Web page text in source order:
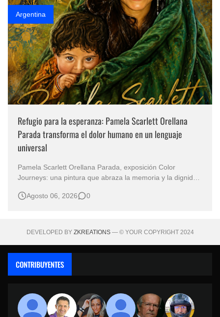
Argentina
Refugio para la esperanza: Pamela Scarlett Orellana
Parada transforma el dolor humano en un lenguaje
universal
Pamela Scarlett Orellana Parada, exposición Color
Journeys: una pintura que abraza la memoria y la dignidad
obras no necesitan levantar la voz para permanecer en la
Agosto 06, 2026 0
DEVELOPED BY ZKREATIONS— © YOUR COPYRIGHT 2024
CONTRIBUYENTES